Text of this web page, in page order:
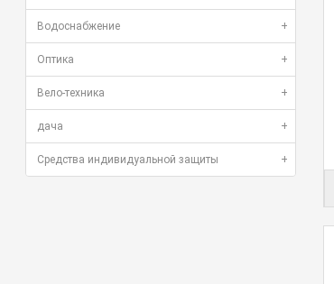
Водоснабжение +
Оптика +
Вело-техника +
дача +
Средства индивидуальной защиты +